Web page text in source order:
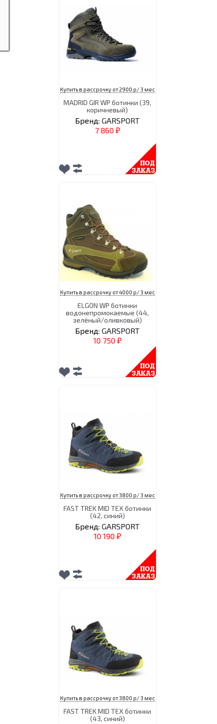
Купить в рассрочку от 2900 р/ 3 мес
MADRID GIR WP ботинки (39,
коричневый)
Бренд: GARSPORT
7 860 ₽
Купить в рассрочку от 4000 р/ 3 мес
ELGON WP ботинки
водонепромокаемые (44,
зелёный/оливковый)
Бренд: GARSPORT
10 750 ₽
Купить в рассрочку от 3800 р/ 3 мес
FAST TREK MID TEX ботинки
(42, синий)
Бренд: GARSPORT
10 190 ₽
Купить в рассрочку от 3800 р/ 3 мес
FAST TREK MID TEX ботинки
(43, синий)